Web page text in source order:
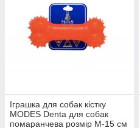
Іграшка для собак кістку
MODES Denta для собак
помаранчева розмір М-15 см